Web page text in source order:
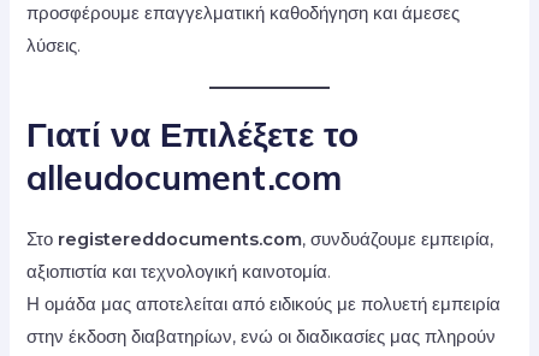
προσφέρουμε επαγγελματική καθοδήγηση και άμεσες
λύσεις.
Γιατί να Επιλέξετε το
alleudocument.com
Στο registereddocuments.com, συνδυάζουμε εμπειρία,
αξιοπιστία και τεχνολογική καινοτομία.
Η ομάδα μας αποτελείται από ειδικούς με πολυετή εμπειρία
στην έκδοση διαβατηρίων, ενώ οι διαδικασίες μας πληρούν